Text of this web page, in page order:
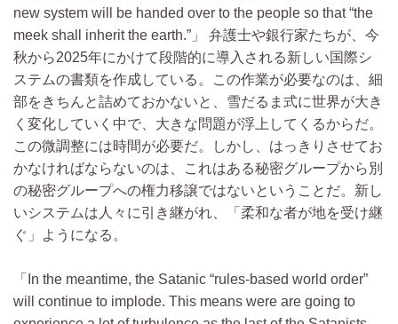
new system will be handed over to the people so that “the
meek shall inherit the earth.”
弁護士や銀行家たちが、今
秋から2025年にかけて段階的に導入される新しい国際シ
ステムの書類を作成している。この作業が必要なのは、細
部をきちんと詰めておかないと、雪だるま式に世界が大き
く変化していく中で、大きな問題が浮上してくるからだ。
この微調整には時間が必要だ。しかし、はっきりさせてお
かなければならないのは、これはある秘密グループから別
の秘密グループへの権力移譲ではないということだ。新し
いシステムは人々に引き継がれ、「柔和な者が地を受け継
ぐ」ようになる。
In the meantime, the Satanic “rules-based world order”
will continue to implode. This means were are going to